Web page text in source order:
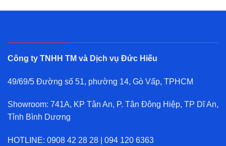
Công ty TNHH TM và Dịch vụ Đức Hiếu
49/69/5 Đường số 51, phường 14, Gò Vấp, TPHCM
Showroom: 741A, KP Tân An, P. Tân Đông Hiệp, TP Dĩ An,
Tỉnh Bình Dương
HOTLINE: 0908 42 28 28 094 120 6363